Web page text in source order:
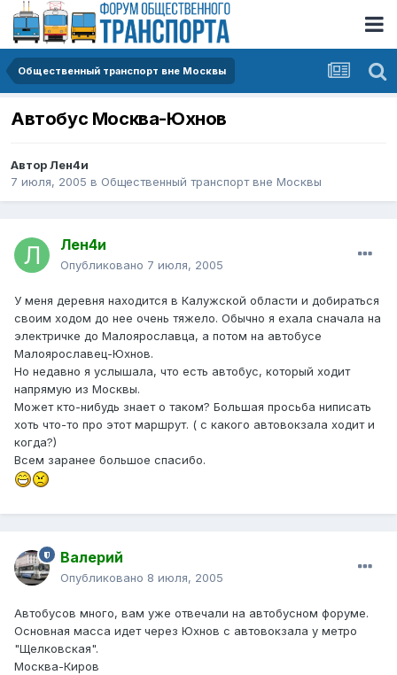
Общественный транспорт вне Москвы
Автобус Москва-Юхнов
АвторЛен4и
7 июля, 2005 в Общественный транспорт вне Москвы
Лен4и
Опубликовано 7 июля, 2005
У меня деревня находится в Калужской области и добираться
своим ходом до нее очень тяжело. Обычно я ехала сначала на
электричке до Малоярославца, а потом на автобусе
Малоярославец-Юхнов.
Но недавно я услышала, что есть автобус, который ходит
напрямую из Москвы.
Может кто-нибудь знает о таком? Большая просьба ниписать
хоть что-то про этот маршрут. ( с какого автовокзала ходит и
когда?)
Всем заранее большое спасибо.
Валерий
Опубликовано 8 июля, 2005
Автобусов много, вам уже отвечали на автобусном форуме.
Основная масса идет через Юхнов с автовокзала у метро
"Щелковская".
Москва-Киров